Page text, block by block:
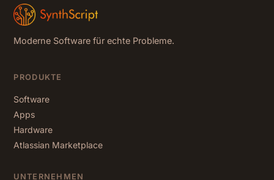
Moderne Software für echte Probleme.
PRODUKTE
Software
Apps
Hardware
Atlassian Marketplace
UNTERNEHMEN